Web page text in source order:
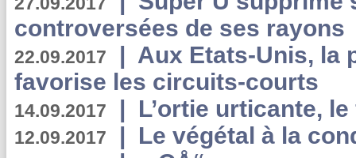
controversées de ses rayons
22.09.2017 | Aux Etats-Unis, la
favorise les circuits-courts
14.09.2017 | L’ortie urticante,
12.09.2017 | Le végétal à la